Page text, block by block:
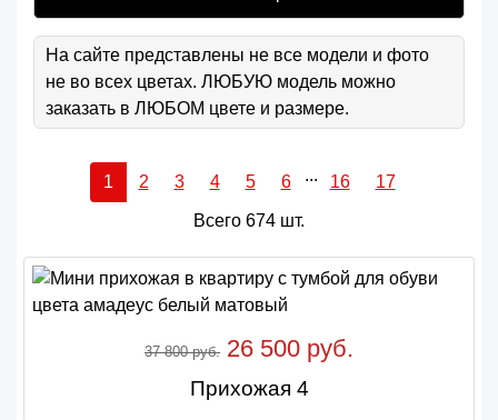
На сайте представлены не все модели и фото
не во всех цветах. ЛЮБУЮ модель можно
заказать в ЛЮБОМ цвете и размере.
1 2 3 4 5 6 ... 16 17
Всего 674 шт.
37 800 руб. 26 500 руб.
Прихожая 4